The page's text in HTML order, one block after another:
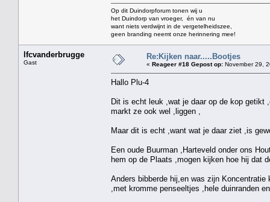
Op dit Duindorpforum tonen wij u
het Duindorp van vroeger, én van nu
want niets verdwijnt in de vergetelheidszee,
geen branding neemt onze herinnering mee!
lfcvanderbrugge
Gast
Re:Kijken naar.....Bootjes
« Reageer #18 Gepost op: November 29,
Hallo Plu-4
Dit is echt leuk ,wat je daar op de kop getikt
markt ze ook wel ,liggen ,
Maar dit is echt ,want wat je daar ziet ,is
Een oude Buurman ,Harteveld onder ons
hem op de Plaats ,mogen kijken hoe hij dat
Anders bibberde hij,en was zijn
,met kromme penseeltjes ,hele duinranden